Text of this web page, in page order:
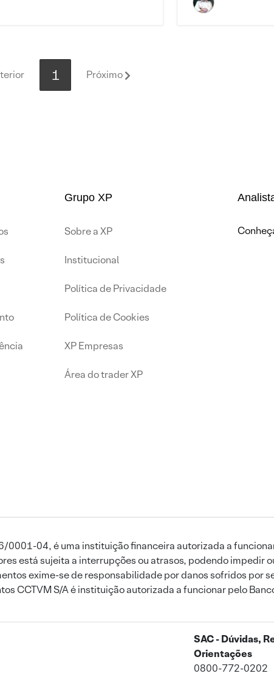
1 Próximo
Grupo XP
Sobre a XP
Institucional
Política de Privacidade
Política de Cookies
XP Empresas
Área do trader XP
0001-04, é uma instituição financeira autorizada a
está sujeita a interrupções ou atrasos, podendo impedir
exime-se de responsabilidade por danos sofridos por
CCTVM S/A é instituição autorizada a funcionar pelo
SAC - Dúvidas,
Orientações
0800-772-0202